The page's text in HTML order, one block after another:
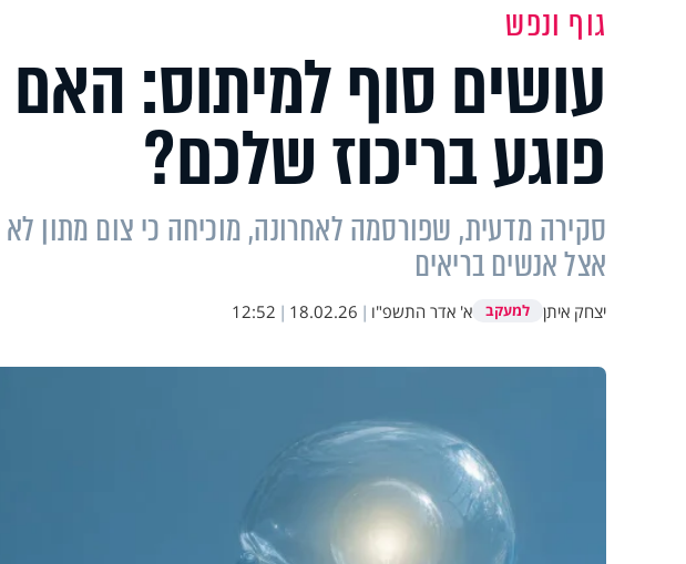
גוף ונפש
עושים סוף למיתוס:
פוגע בריכוז שלכם?
סקירה מדעית, שפורסמה לאחרונה, מוכיחה כי צום מתון
אצל אנשים בריאים
יצחק איתן למעקב א' אדר התשפ"ו |
18.02.26
|
12:52